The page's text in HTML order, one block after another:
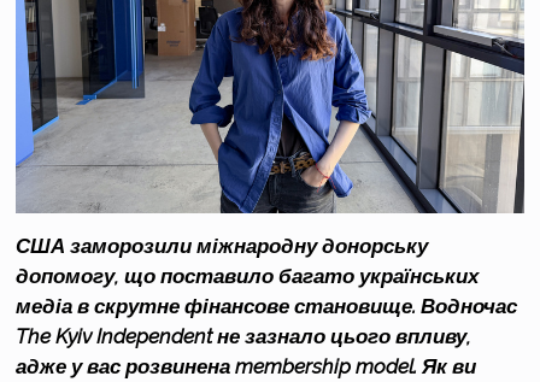
США заморозили міжнародну донорську
допомогу, що поставило багато українських
медіа в скрутне фінансове становище. Водночас
The Kyiv Independent не зазнало цього впливу,
адже у вас розвинена membership model. Як ви